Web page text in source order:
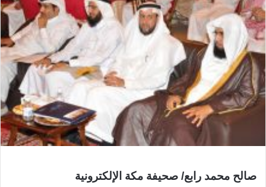
صالح محمد رابع/ صحيفة مكة الإلكترونية